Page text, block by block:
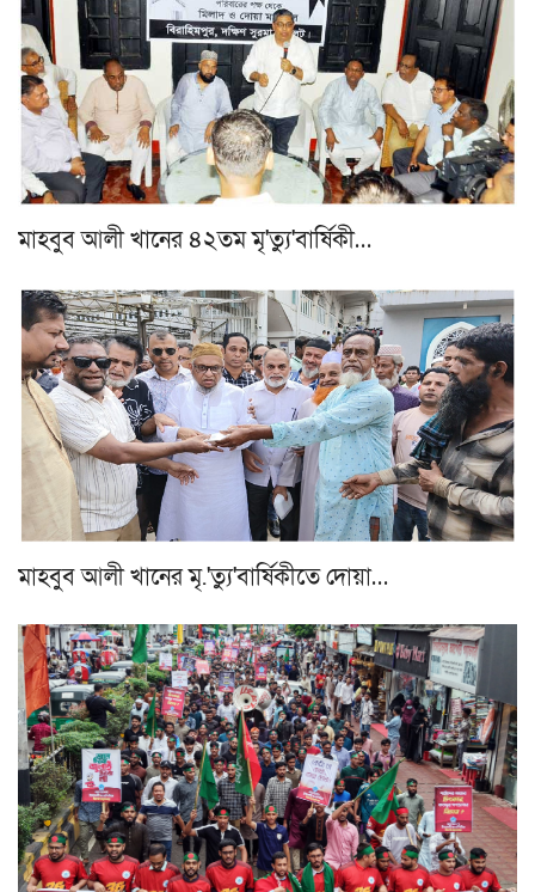
মাহবুব আলী খানের ৪২তম মৃ'ত্যু'বার্ষিকী…
মাহবুব আলী খানের মৃ.'ত্যু'বার্ষিকীতে দোয়া…